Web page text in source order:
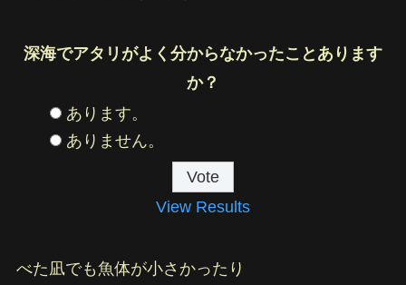
深海でアタリがよく分からなかったことあります
か？
あります。
ありません。
View Results
べた凪でも魚体が小さかったり